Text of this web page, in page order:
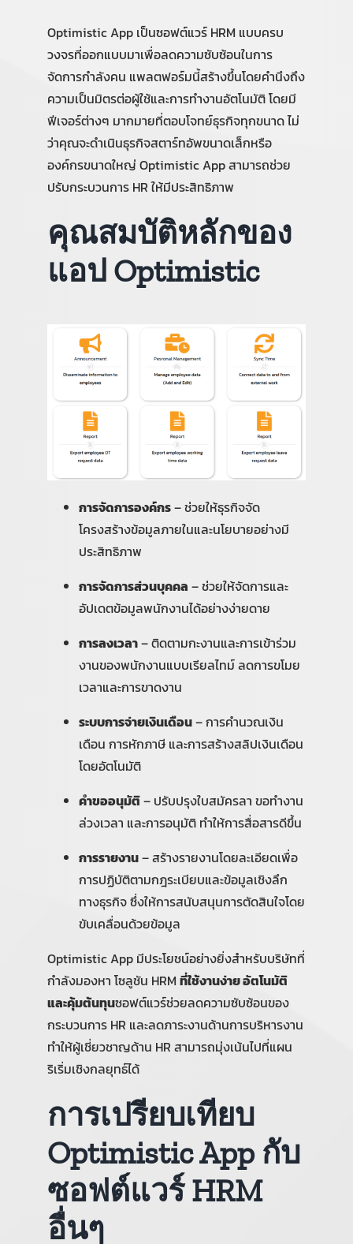
Optimistic App เป็นซอฟต์แวร์ HRM แบบครบ
วงจรที่ออกแบบมาเพื่อลดความซับซ้อนในการ
จัดการกำลังคน แพลตฟอร์มนี้สร้างขึ้นโดยคำนึงถึง
ความเป็นมิตรต่อผู้ใช้และการทำงานอัตโนมัติ โดยมี
ฟีเจอร์ต่างๆ มากมายที่ตอบโจทย์ธุรกิจทุกขนาด ไม่
ว่าคุณจะดำเนินธุรกิจสตาร์ทอัพขนาดเล็กหรือ
องค์กรขนาดใหญ่ Optimistic App สามารถช่วย
ปรับกระบวนการ HR ให้มีประสิทธิภาพ
คุณสมบัติหลักของ
แอป Optimistic
การจัดการองค์กร– ช่วยให้ธุรกิจจัด
โครงสร้างข้อมูลภายในและนโยบายอย่างมี
ประสิทธิภาพ
การจัดการส่วนบุคคล – ช่วยให้จัดการและ
อัปเดตข้อมูลพนักงานได้อย่างง่ายดาย
การลงเวลา– ติดตามกะงานและการเข้าร่วม
งานของพนักงานแบบเรียลไทม์ ลดการขโมย
เวลาและการขาดงาน
ระบบการจ่ายเงินเดือน– การคำนวณเงิน
เดือน การหักภาษี และการสร้างสลิปเงินเดือน
โดยอัตโนมัติ
คำขออนุมัติ– ปรับปรุงใบสมัครลา ขอทำงาน
ล่วงเวลา และการอนุมัติ ทำให้การสื่อสารดีขึ้น
การรายงาน– สร้างรายงานโดยละเอียดเพื่อ
การปฏิบัติตามกฎระเบียบและข้อมูลเชิงลึก
ทางธุรกิจ ซึ่งให้การสนับสนุนการตัดสินใจโดย
ขับเคลื่อนด้วยข้อมูล
Optimistic App มีประโยชน์อย่างยิ่งสำหรับบริษัทที่
กำลังมองหา โซลูชัน HRM ที่ใช้งานง่าย อัตโนมัติ
และคุ้มต้นทุนซอฟต์แวร์ช่วยลดความซับซ้อนของ
กระบวนการ HR และลดภาระงานด้านการบริหารงาน
ทำให้ผู้เชี่ยวชาญด้าน HR สามารถมุ่งเน้นไปที่แผน
ริเริ่มเชิงกลยุทธ์ได้
การเปรียบเทียบ
Optimistic App กับ
ซอฟต์แวร์ HRM
อื่นๆ